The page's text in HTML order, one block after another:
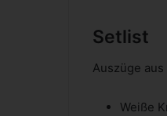
Setlist
Auszüge aus
Weiße